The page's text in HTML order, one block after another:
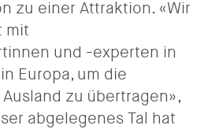
zu einer Attraktion. «Wir
mit
und -experten in
Europa, um die
zu übertragen»,
abgelegenes Tal hat